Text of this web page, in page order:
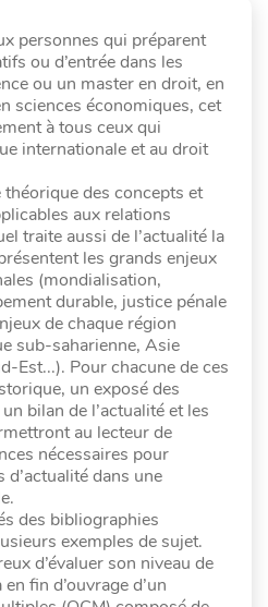
personnes qui préparent
ou d’entrée dans les
ou un master en droit, en
sciences économiques, cet
à tous ceux qui
internationale et au droit
des concepts et
aux relations
traite aussi de l’actualité la
les grands enjeux
(mondialisation,
durable, justice pénale
de chaque région
sub-saharienne, Asie
Est...). Pour chacune de ces
un exposé des
bilan de l’actualité et les
au lecteur de
nécessaires pour
d’actualité dans une
des bibliographies
exemples de sujet.
d’évaluer son niveau de
fin d’ouvrage d’un